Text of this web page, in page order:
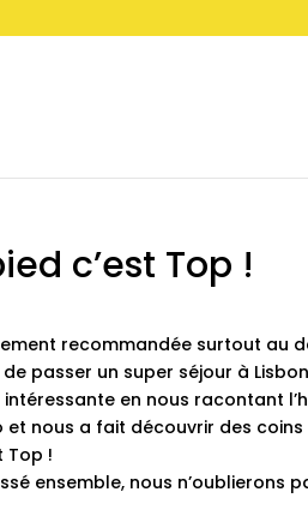
c’est Top !
recommandée surtout au
passer un super séjour à
en nous racontant
nous a fait découvrir des
Top !
ensemble, nous n’oublierons